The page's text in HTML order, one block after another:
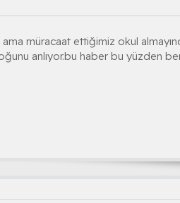
müracaat ettiğimiz okul
anlıyor.bu haber bu yüzden